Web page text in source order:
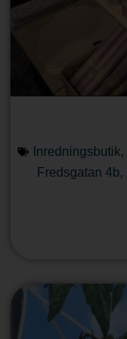
Inredningsbutik,
Fredsgatan 4b,